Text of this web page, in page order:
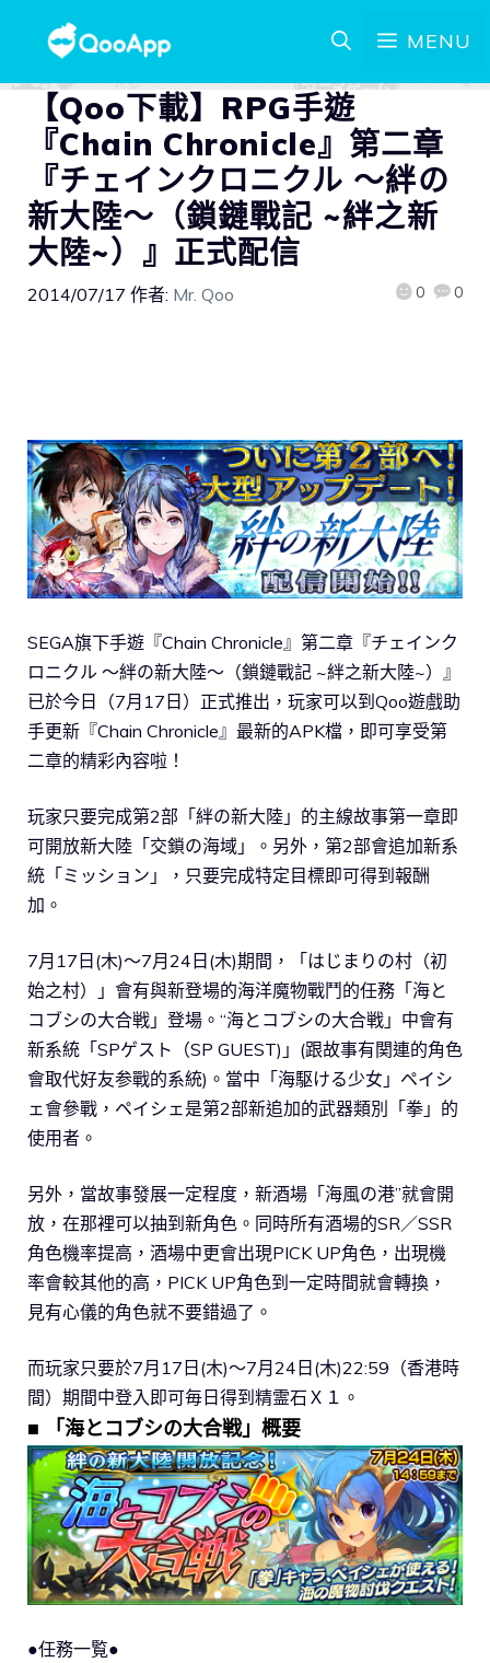
MENU
【Qoo下載】RPG手遊
『Chain Chronicle』第二章
『チェインクロニクル ～絆の
新大陸～（鎖鏈戰記 ~絆之新
大陸~）』正式配信
2014/07/17 作者: Mr. Qoo 0 0
SEGA旗下手遊『Chain Chronicle』第二章『チェインク
ロニクル ～絆の新大陸～（鎖鏈戰記 ~絆之新大陸~）』
已於今日（7月17日）正式推出，玩家可以到Qoo遊戲助
手更新『Chain Chronicle』最新的APK檔，即可享受第
二章的精彩內容啦！
玩家只要完成第2部「絆の新大陸」的主線故事第一章即
可開放新大陸「交鎖の海域」。另外，第2部會追加新系
統「ミッション」，只要完成特定目標即可得到報酬
加。
7月17日(木)～7月24日(木)期間，「はじまりの村（初
始之村）」會有與新登場的海洋魔物戰鬥的任務「海と
コブシの大合戦」登場。“海とコブシの大合戦」中會有
新系統「SPゲスト（SP GUEST)」(跟故事有関連的角色
會取代好友参戰的系統)。當中「海駆ける少女」ペイシ
ェ會參戰，ペイシェ是第2部新追加的武器類別「拳」的
使用者。
另外，當故事發展一定程度，新酒場「海風の港”就會開
放，在那裡可以抽到新角色。同時所有酒場的SR／SSR
角色機率提高，酒場中更會出現PICK UP角色，出現機
率會較其他的高，PICK UP角色到一定時間就會轉換，
見有心儀的角色就不要錯過了。
而玩家只要於7月17日(木)～7月24日(木)22:59（香港時
間）期間中登入即可毎日得到精霊石Ｘ１。
■ 「海とコブシの大合戦」概要
●任務一覧●